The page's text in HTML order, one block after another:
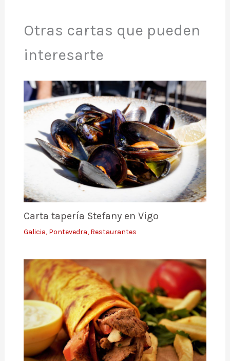
Otras cartas que pueden
interesarte
Carta tapería Stefany en Vigo
Galicia, Pontevedra, Restaurantes